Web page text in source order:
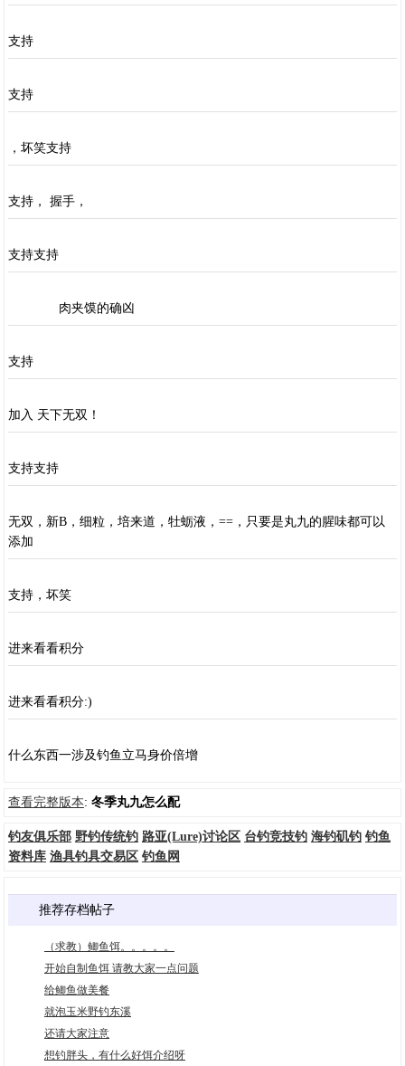
支持
支持
，坏笑支持
支持， 握手，
支持支持
肉夹馍的确凶
支持
加入 天下无双！
支持支持
无双，新B，细粒，培来道，牡蛎液，==，只要是丸九的腥味都可以
添加
支持，坏笑
进来看看积分
进来看看积分:)
什么东西一涉及钓鱼立马身价倍增
查看完整版本: 冬季丸九怎么配
钓友俱乐部 野钓传统钓 路亚(Lure)讨论区 台钓竞技钓 海钓矶钓 钓鱼
资料库 渔具钓具交易区 钓鱼网
推荐存档帖子
（求教）鲫鱼饵。。。。。
开始自制鱼饵 请教大家一点问题
给鲫鱼做美餐
就泡玉米野钓东溪
还请大家注意
想钓胖头，有什么好饵介绍呀